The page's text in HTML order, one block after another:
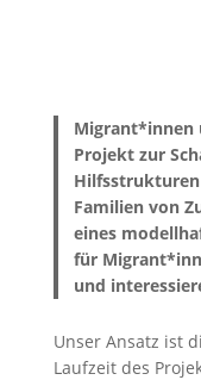
Migrant*innen
Projekt zur
Familien von
eines
für
und
Unser Ansatz ist
Laufzeit des